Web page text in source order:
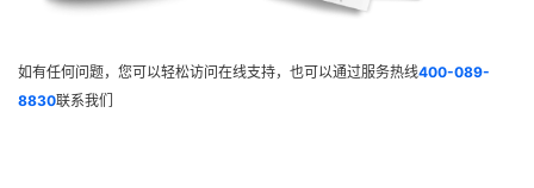
如有任何问题，您可以轻松访问在线支持，也可以通过服务热线400-089-
8830联系我们